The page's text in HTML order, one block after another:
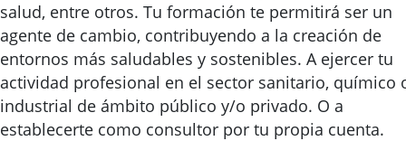
salud, entre otros. Tu formación te permitirá ser un
agente de cambio, contribuyendo a la creación de
entornos más saludables y sostenibles. A ejercer tu
actividad profesional en el sector sanitario, químico
industrial de ámbito público y/o privado. O a
establecerte como consultor por tu propia cuenta.